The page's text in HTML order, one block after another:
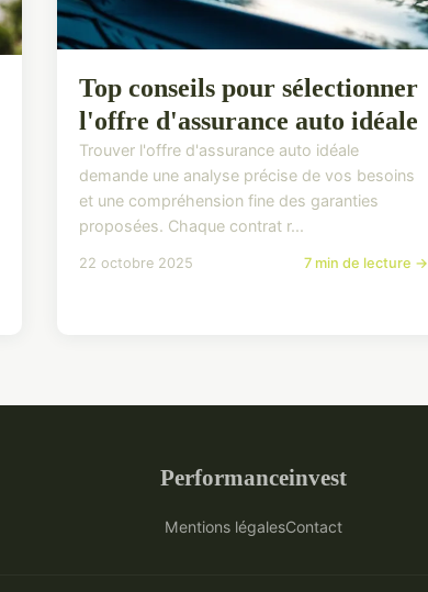
Top conseils pour sélectionner
l'offre d'assurance auto idéale
Trouver l'offre d'assurance auto idéale
demande une analyse précise de vos besoins
et une compréhension fine des garanties
proposées. Chaque contrat r...
22 octobre 2025 7 min de lecture →
Performanceinvest
Mentions légalesContact